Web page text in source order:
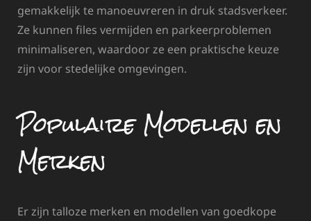
gemakkelijk te manoeuvreren in druk stadsverkeer.
Ze kunnen files vermijden en parkeerproblemen
minimaliseren, waardoor ze een praktische keuze
zijn voor stedelijke omgevingen.
Populaire Modellen en
Merken
Er zijn talloze merken en modellen van goedkope